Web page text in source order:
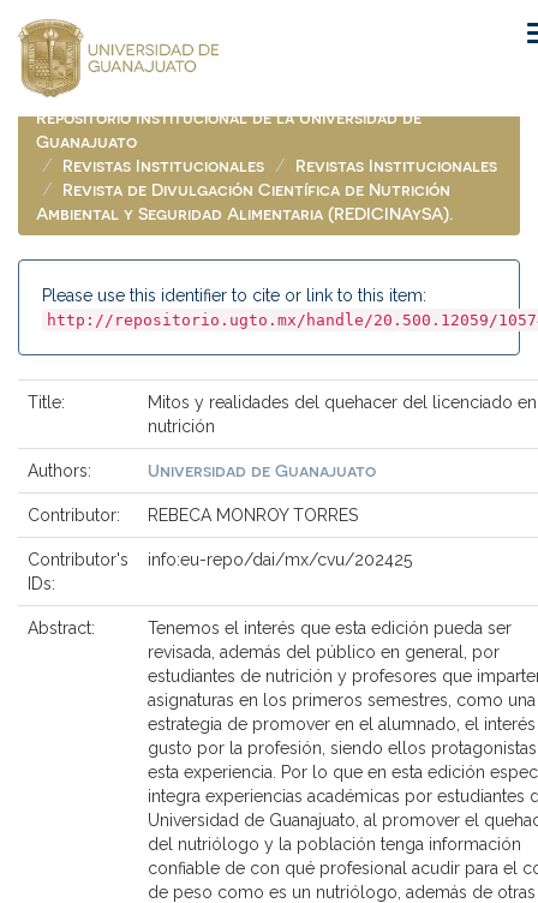
navigation
Repositorio Institucional de la Universidad de
Guanajuato
Revistas Institucionales
Revistas Institucionales
Revista de Divulgación Científica de Nutrición
Ambiental y Seguridad Alimentaria (REDICINAySA).
Please use this identifier to cite or link to this item:
http://repositorio.ugto.mx/handle/20.500.12059/
Title:
Mitos y realidades del quehacer del licenciado en
nutrición
Authors: Universidad de Guanajuato
Contributor: REBECA MONROY TORRES
Contributor's
IDs:
info:eu-repo/dai/mx/cvu/202425
Abstract:
Tenemos el interés que esta edición pueda ser
revisada, además del público en general, por
estudiantes de nutrición y profesores que
asignaturas en los primeros semestres, como una
estrategia de promover en el alumnado, el
gusto por la profesión, siendo ellos
esta experiencia. Por lo que en esta edición
integra experiencias académicas por estudiantes
Universidad de Guanajuato, al promover el
del nutriólogo y la población tenga información
confiable de con qué profesional acudir para el
de peso como es un nutriólogo, además de otras